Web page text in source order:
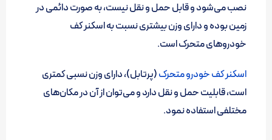
نصب می‌شود و قابل حمل و نقل نیست، به صورت دائمی در
زمین بوده و دارای وزن بیشتری نسبت به اسکنر کف
خودروهای متحرک است.
اسکنر کف خودرو متحرک(پرتابل)، دارای وزن نسبی کمتری
است، قابلیت حمل و نقل دارد و می‌توان از آن در مکان‌های
مختلفی استفاده نمود.